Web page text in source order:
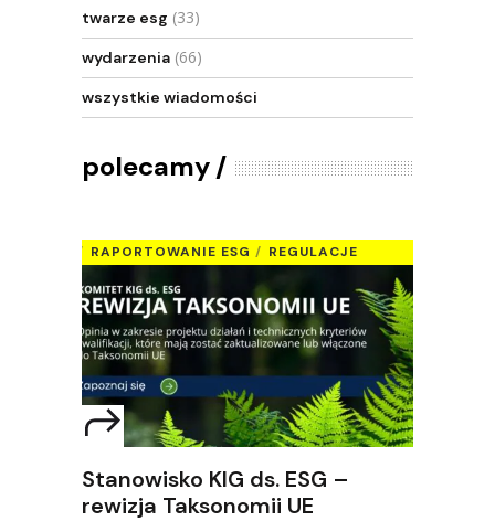
twarze esg (33)
wydarzenia (66)
wszystkie wiadomości
polecamy
RAPORTOWANIE ESG REGULACJE
Stanowisko KIG ds. ESG –
rewizja Taksonomii UE